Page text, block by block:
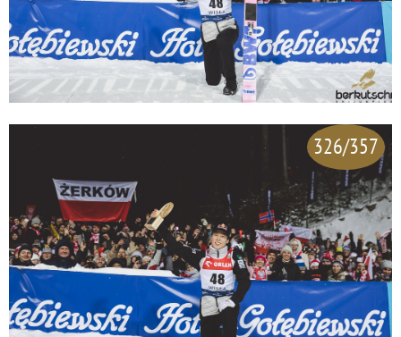
326/357